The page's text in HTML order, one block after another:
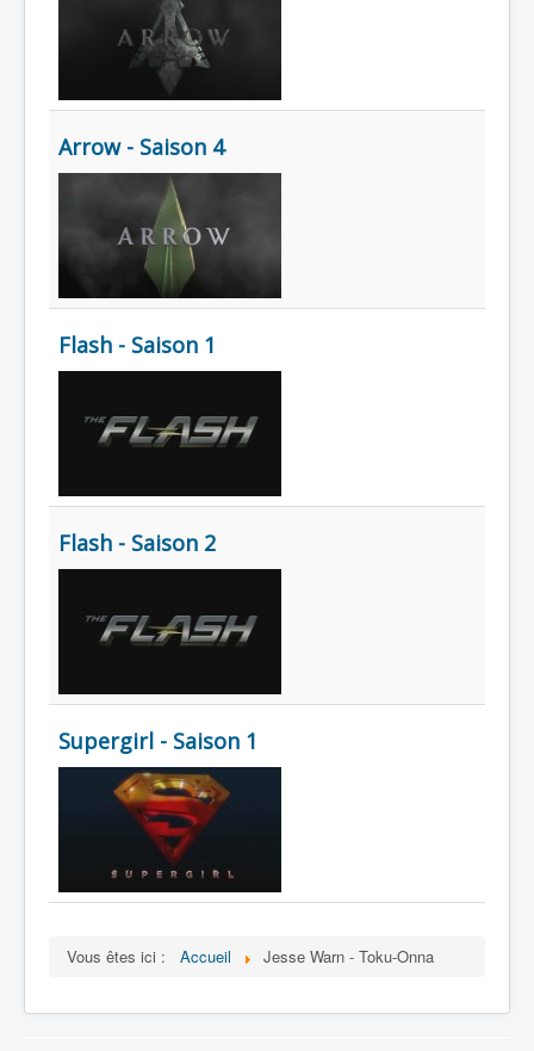
Arrow - Saison 4
Flash - Saison 1
Flash - Saison 2
Supergirl - Saison 1
Vous êtes ici : Accueil Jesse Warn - Toku-Onna